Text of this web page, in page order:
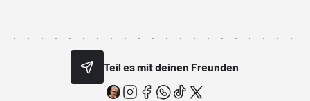
Teil es mit deinen Freunden